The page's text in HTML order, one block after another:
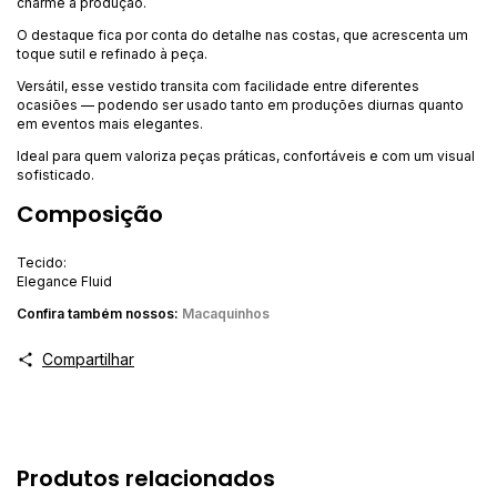
O destaque fica por conta do detalhe nas costas, que acrescenta um
toque sutil e refinado à peça.
Versátil, esse vestido transita com facilidade entre diferentes
ocasiões — podendo ser usado tanto em produções diurnas quanto
em eventos mais elegantes.
Ideal para quem valoriza peças práticas, confortáveis e com um visual
sofisticado.
Composição
Tecido:
Elegance Fluid
Confira também nossos: Macaquinhos
Compartilhar
Produtos relacionados